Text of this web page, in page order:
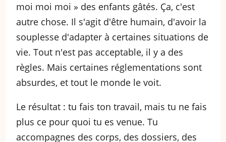
moi moi moi » des enfants gâtés. Ça, c'est
autre chose. Il s'agit d'être humain, d'avoir la
souplesse d'adapter à certaines situations de
vie. Tout n'est pas acceptable, il y a des
règles. Mais certaines réglementations sont
absurdes, et tout le monde le voit.
Le résultat : tu fais ton travail, mais tu ne fais
plus ce pour quoi tu es venue. Tu
accompagnes des corps, des dossiers, des